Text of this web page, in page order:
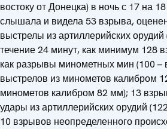
востоку от Донецка) в ночь с 17 на
слышала и видела 53 взрыва,
выстрелы из артиллерийских
течение 24 минут, как минимум 128
как разрывы минометных мин (100 –
выстрелов из минометов калибром
минометов калибром 82 мм); 13
удары из артиллерийских орудий
10 взрывов неопределенного